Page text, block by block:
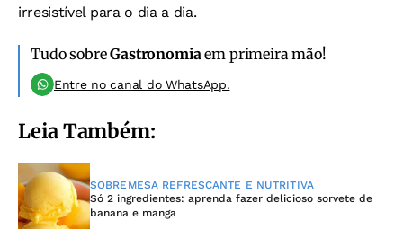
irresistível para o dia a dia.
Tudo sobreGastronomia em primeira mão!
Entre no canal do WhatsApp.
Leia Também:
SOBREMESA REFRESCANTE E NUTRITIVA
Só 2 ingredientes: aprenda fazer delicioso sorvete de
banana e manga